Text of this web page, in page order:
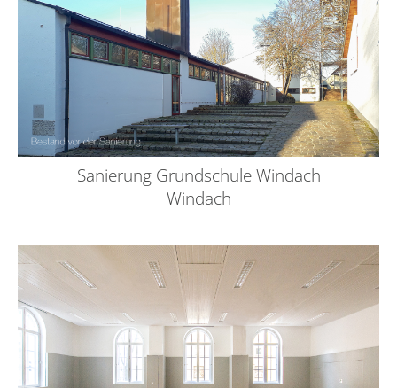
Sanierung Grundschule Windach
Windach